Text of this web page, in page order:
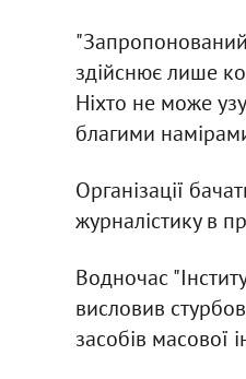
здійснює лише
Ніхто не може
благими
Організації
журналістику в
Водночас
висловив
засобів масової